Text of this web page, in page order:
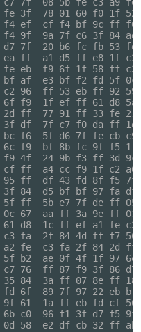
fe 3f  78 01 60 f0 1f
d8 f4 ef  cf f4 bf 9c ff
cf f4 9f  9a 7f c6 3f
d7 7f  20 b6 fc fb
ea ff  a1 d5 ff e8 1f
fe eb  f9 6f 1f 58 ff
fa bf af  e3 bf f2 fd
c2 96  ff 53 eb ff
bf 6f f9  1f ef ff 61
2d ff  77 91 ff 33 fe
f9 3f df  7f c7 f0 da
21 bc f6  5f d6 7f fe
21 6c f9  bf 8b fc 9f
f9 4f  24 9b f3 ff 3d
f3 cf ff  a4 cc f9 1f
95 ff  df 43 fd 8f
f5 3f 84  d5 bf bf 97
5f ff  5b e7 7f de
0c 67  aa ff 3a 9e ff
ff 61 d8  1c ff ef a1
fe c3 fa  2f 84 4d ff
a2 fe  c3 fa 2f 84
5f b2  ae 0f 4f 1f 97
bf c7 76  ff 87 f9 3f
35 84  3a ff 07 8e ff
fd 6f  89 7f 97 22 eb
9f 61  1a ff eb fd cf
6b c0  96 f1 3f d7
0d 58  e2 df cb 32